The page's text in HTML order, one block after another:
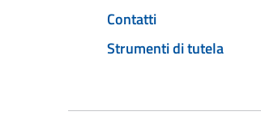
Contatti
Strumenti di tutela